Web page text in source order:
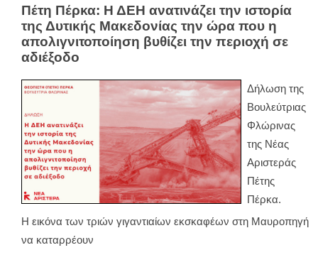
Πέτη Πέρκα: Η ΔΕΗ ανατινάζει την ιστορία
της Δυτικής Μακεδονίας την ώρα που η
απολιγνιτοποίηση βυθίζει την περιοχή σε
αδιέξοδο
Δήλωση της
Βουλεύτριας
Φλώρινας
της Νέας
Αριστεράς
Πέτης
Πέρκα.
Η εικόνα των τριών γιγαντιαίων εκσκαφέων στη Μαυροπηγή
να καταρρέουν